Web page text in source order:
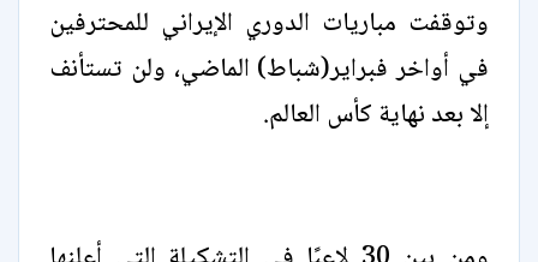
وتوقفت مباريات الدوري الإيراني للمحترفين
في أواخر فبراير(شباط) الماضي، ولن تستأنف
إلا بعد نهاية كأس العالم.